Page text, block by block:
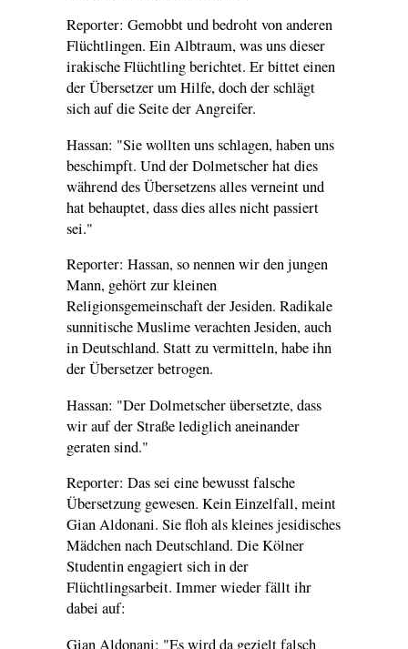
Reporter: Gemobbt und bedroht von anderen
Flüchtlingen. Ein Albtraum, was uns dieser
irakische Flüchtling berichtet. Er bittet einen
der Übersetzer um Hilfe, doch der schlägt
sich auf die Seite der Angreifer.
Hassan: "Sie wollten uns schlagen, haben uns
beschimpft. Und der Dolmetscher hat dies
während des Übersetzens alles verneint und
hat behauptet, dass dies alles nicht passiert
sei."
Reporter: Hassan, so nennen wir den jungen
Mann, gehört zur kleinen
Religionsgemeinschaft der Jesiden. Radikale
sunnitische Muslime verachten Jesiden, auch
in Deutschland. Statt zu vermitteln, habe ihn
der Übersetzer betrogen.
Hassan: "Der Dolmetscher übersetzte, dass
wir auf der Straße lediglich aneinander
geraten sind."
Reporter: Das sei eine bewusst falsche
Übersetzung gewesen. Kein Einzelfall, meint
Gian Aldonani. Sie floh als kleines jesidisches
Mädchen nach Deutschland. Die Kölner
Studentin engagiert sich in der
Flüchtlingsarbeit. Immer wieder fällt ihr
dabei auf:
Gian Aldonani: "Es wird da gezielt falsch